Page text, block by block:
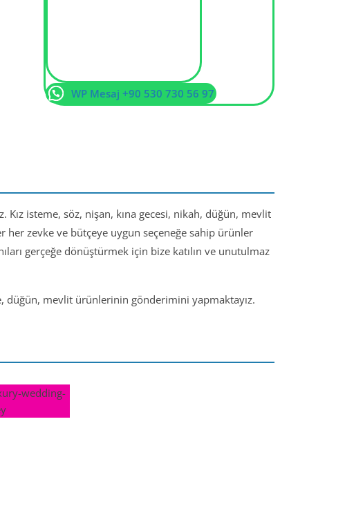
WP Mesaj +90 530 730 56 97
Kız isteme, söz, nişan, kına gecesi, nikah, düğün, mevlit
zevke ve bütçeye uygun seçeneğe sahip ürünler
gerçeğe dönüştürmek için bize katılın ve unutulmaz
düğün, mevlit ürünlerinin gönderimini yapmaktayız.